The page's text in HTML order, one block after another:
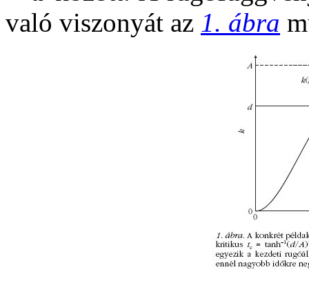
való viszonyát az 1. ábra